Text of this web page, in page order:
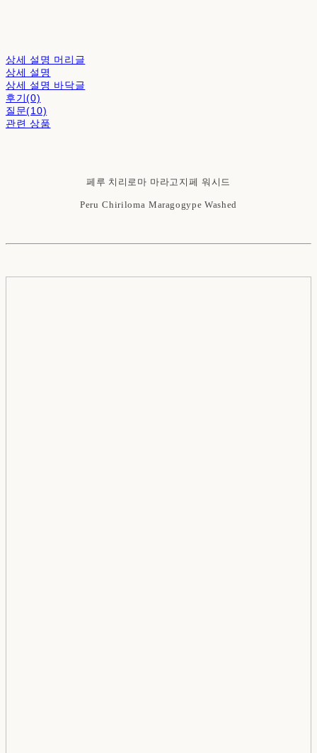
상세 설명 머리글
상세 설명
상세 설명 바닥글
후기(0)
질문(10)
관련 상품
페루 치리로마 마라고지페 워시드
Peru Chiriloma Maragogype Washed